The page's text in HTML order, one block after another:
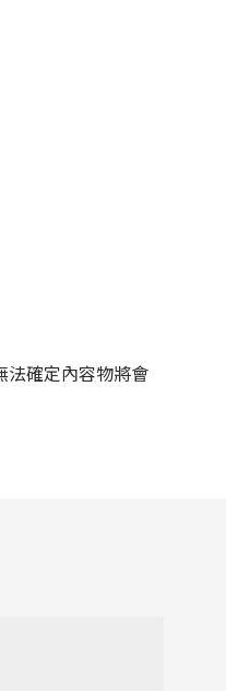
法確定內容物將會